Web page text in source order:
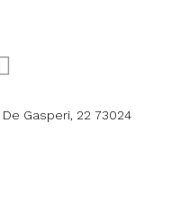
De Gasperi, 22 73024